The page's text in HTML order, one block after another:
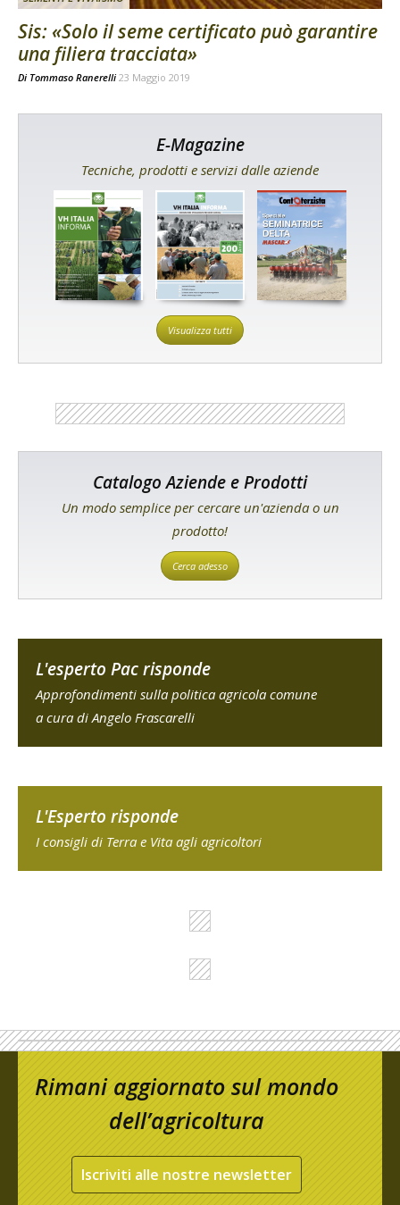
Sis: «Solo il seme certificato può garantire
una filiera tracciata»
Di Tommaso Ranerelli 23 Maggio 2019
E-Magazine
Tecniche, prodotti e servizi dalle aziende
Visualizza tutti
Catalogo Aziende e Prodotti
Un modo semplice per cercare un'azienda o un
prodotto!
Cerca adesso
L'esperto Pac risponde
Approfondimenti sulla politica agricola comune
a cura di Angelo Frascarelli
L'Esperto risponde
I consigli di Terra e Vita agli agricoltori
Rimani aggiornato sul mondo
dell’agricoltura
Iscriviti alle nostre newsletter